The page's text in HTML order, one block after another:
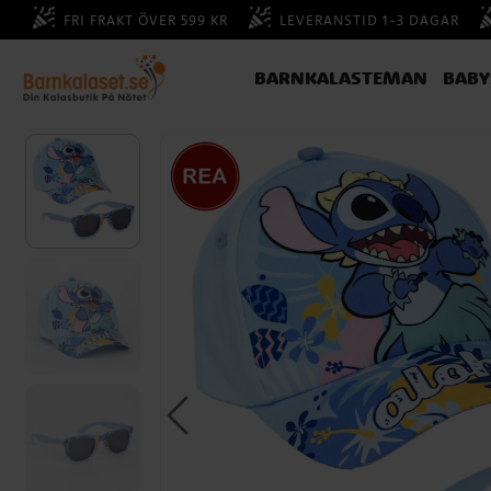
FRI FRAKT ÖVER 599 KR LEVERANSTID 1-3 DAGAR
BARNKALASTEMAN